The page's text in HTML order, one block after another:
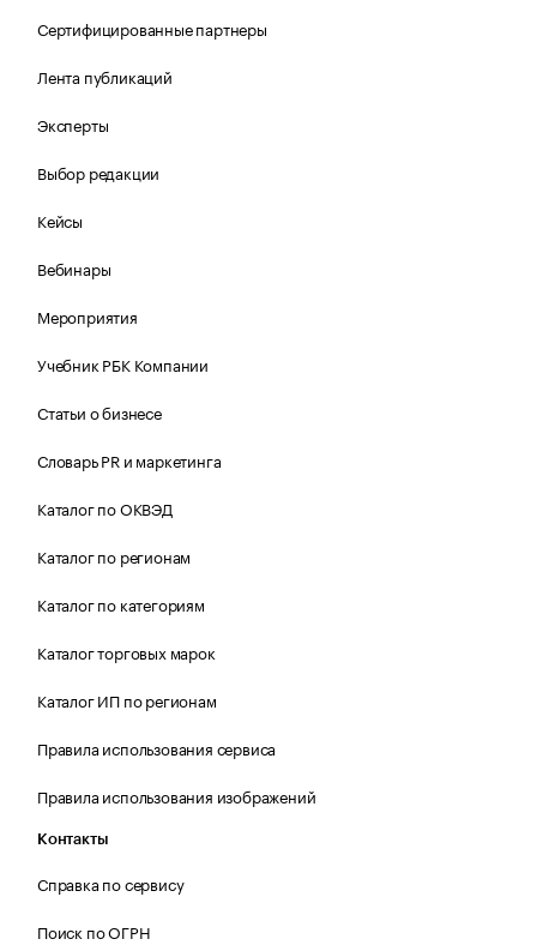
Сертифицированные партнеры
Лента публикаций
Эксперты
Выбор редакции
Кейсы
Вебинары
Мероприятия
Учебник РБК Компании
Статьи о бизнесе
Словарь PR и маркетинга
Каталог по ОКВЭД
Каталог по регионам
Каталог по категориям
Каталог торговых марок
Каталог ИП по регионам
Правила использования сервиса
Правила использования изображений
Контакты
Справка по сервису
Поиск по ОГРН